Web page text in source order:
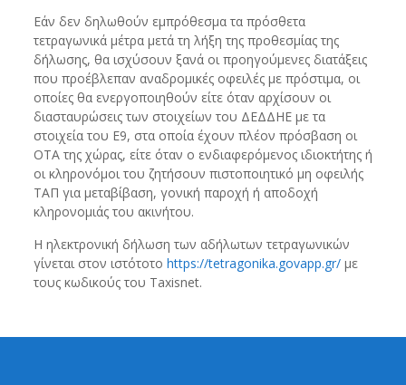
Εάν δεν δηλωθούν εμπρόθεσμα τα πρόσθετα
τετραγωνικά μέτρα μετά τη λήξη της προθεσμίας της
δήλωσης, θα ισχύσουν ξανά οι προηγούμενες διατάξεις
που προέβλεπαν αναδρομικές οφειλές με πρόστιμα, οι
οποίες θα ενεργοποιηθούν είτε όταν αρχίσουν οι
διασταυρώσεις των στοιχείων του ΔΕΔΔΗΕ με τα
στοιχεία του Ε9, στα οποία έχουν πλέον πρόσβαση οι
ΟΤΑ της χώρας, είτε όταν ο ενδιαφερόμενος ιδιοκτήτης ή
οι κληρονόμοι του ζητήσουν πιστοποιητικό μη οφειλής
ΤΑΠ για μεταβίβαση, γονική παροχή ή αποδοχή
κληρονομιάς του ακινήτου.
Η ηλεκτρονική δήλωση των αδήλωτων τετραγωνικών
γίνεται στον ιστότοτο https://tetragonika.govapp.gr/με
τους κωδικούς του Taxisnet.